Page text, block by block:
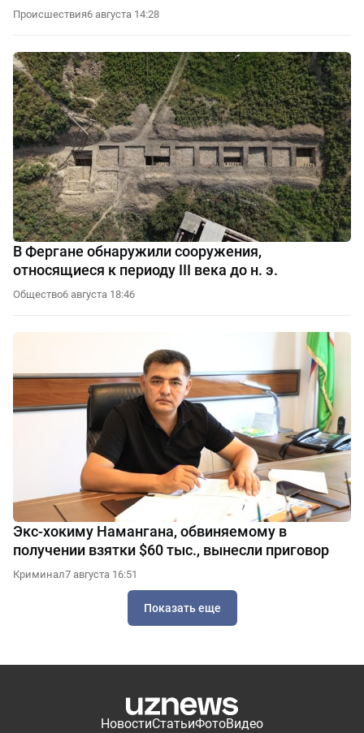
Происшествия6 августа 14:28
В Фергане обнаружили сооружения,
относящиеся к периоду III века до н. э.
Общество6 августа 18:46
Экс-хокиму Намангана, обвиняемому в
получении взятки $60 тыс., вынесли приговор
Криминал7 августа 16:51
Показать еще
НовостиСтатьиФотоВидео